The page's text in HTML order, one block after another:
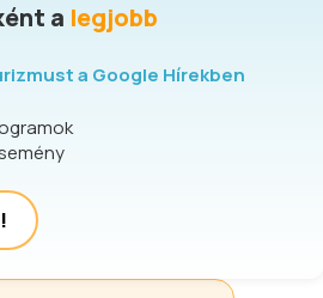
a legjobb
a Google Hírekben